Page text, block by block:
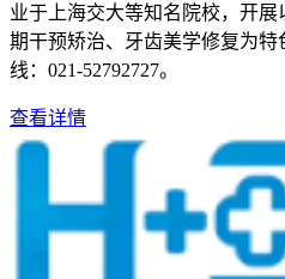
业于上海交大等知名院校，开
期干预矫治、牙齿美学修复为
线：021-52792727。
查看详情